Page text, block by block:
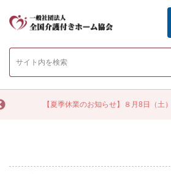
【夏季休業のお知らせ】８月8日（土